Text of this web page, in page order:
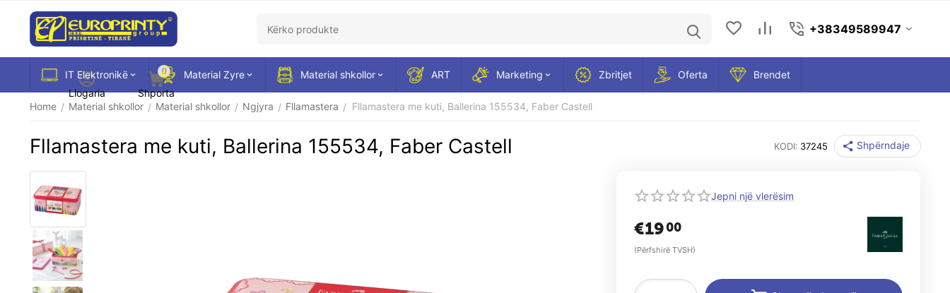
+38349589947
Llogaria
0
Shporta
IT Elektronikë Material Zyre Material shkollor ART Marketing Zbritjet Oferta Brendet
Home / Material shkollor / Material shkollor / Ngjyra / Fllamastera / Fllamastera me kuti, Ballerina 155534, Faber Castell
Fllamastera me kuti, Ballerina 155534, Faber Castell KODI: 37245 Shpërndaje
Jepni një vlerësim
€1900
(Përfshirë TVSH)